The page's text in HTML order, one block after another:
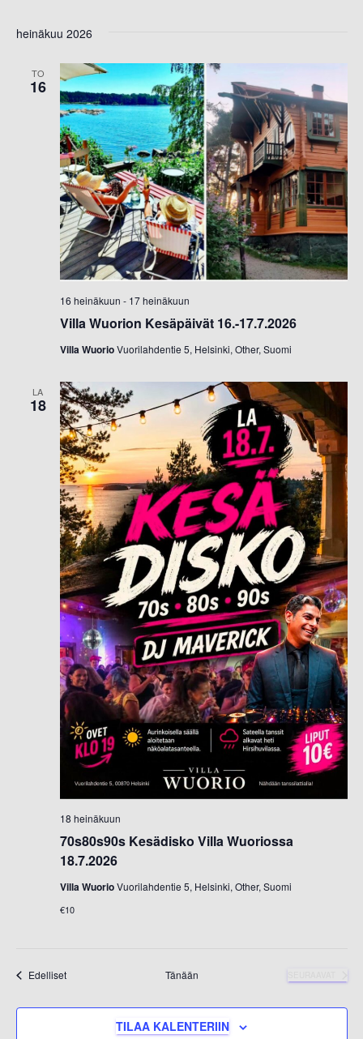
heinäkuu 2026
TO
16
Villa Wuorion Kesäpäivät 16.-17.7.2026
16 heinäkuun - 17 heinäkuun
Villa WuorioVuorilahdentie 5, Helsinki, Other, Suomi
LA
18
70s80s90s Kesädisko Villa Wuoriossa
18.7.2026
18 heinäkuun
Villa WuorioVuorilahdentie 5, Helsinki, Other, Suomi
€10
EdellisetTapahtumat Tänään
TAPAHTUMAT
TILAA KALENTERIIN